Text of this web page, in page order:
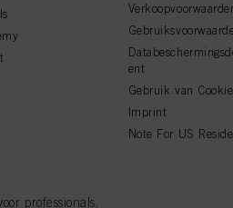
ent
Gebruik van
Imprint
Note For US
professionals.